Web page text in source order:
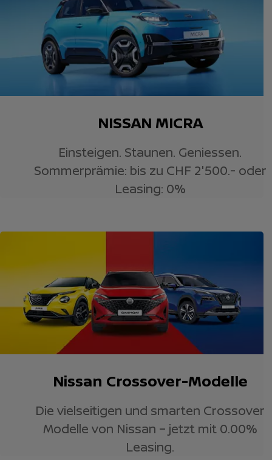
NISSAN MICRA
Einsteigen. Staunen. Geniessen.
Sommerprämie: bis zu CHF 2'500.- oder
Leasing: 0%
Nissan Crossover-Modelle
Die vielseitigen und smarten Crossover
Modelle von Nissan – jetzt mit 0.00%
Leasing.